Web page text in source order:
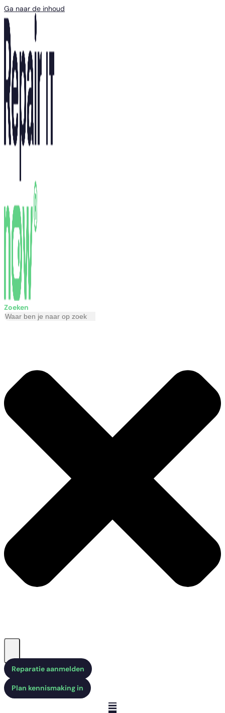
Ga naar de inhoud
Zoeken
Reparatie aanmelden
Plan kennismaking in